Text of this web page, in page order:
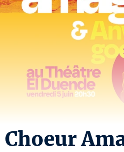
Choeur